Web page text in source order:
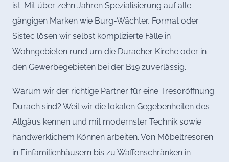
ist. Mit über zehn Jahren Spezialisierung auf alle
gängigen Marken wie Burg-Wächter, Format oder
Sistec lösen wir selbst komplizierte Fälle in
Wohngebieten rund um die Duracher Kirche oder in
den Gewerbegebieten bei der B19 zuverlässig.
Warum wir der richtige Partner für eine Tresoröffnung
Durach sind? Weil wir die lokalen Gegebenheiten des
Allgäus kennen und mit modernster Technik sowie
handwerklichem Können arbeiten. Von Möbeltresoren
in Einfamilienhäusern bis zu Waffenschränken in